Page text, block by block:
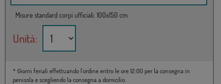
Misure standard corpi ufficiali: 100x150 cm
Unità:
* Giorni feriali effettuando l'ordine entro le ore 12:00 per la consegna in
penisola e scegliendo la consegna a domicilio.